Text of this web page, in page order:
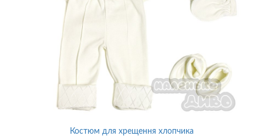
Костюм для хрещення хлопчика